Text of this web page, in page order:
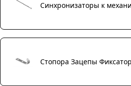
Синхронизаторы к
Стопора Зацепы